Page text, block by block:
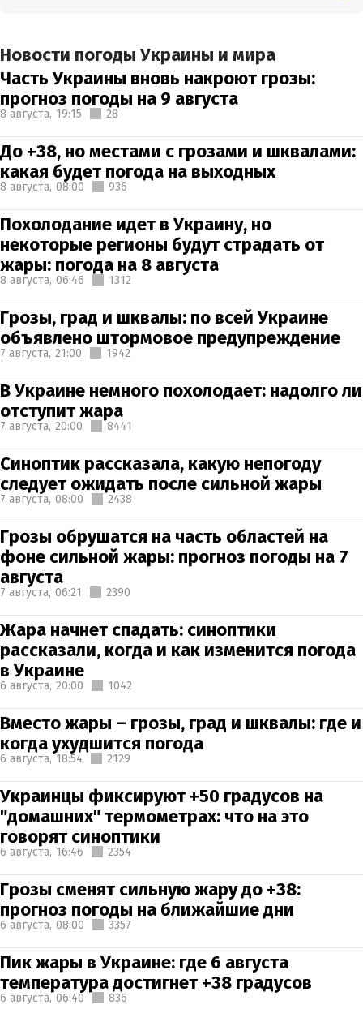
Новости погоды Украины и мира
Часть Украины вновь накроют грозы:
прогноз погоды на 9 августа
8 августа, 19:15 28
До +38, но местами с грозами и шквалами:
какая будет погода на выходных
8 августа, 08:00 936
Похолодание идет в Украину, но
некоторые регионы будут страдать от
жары: погода на 8 августа
8 августа, 06:46 1312
Грозы, град и шквалы: по всей Украине
объявлено штормовое предупреждение
7 августа, 21:00 1942
В Украине немного похолодает: надолго ли
отступит жара
7 августа, 20:00 8441
Синоптик рассказала, какую непогоду
следует ожидать после сильной жары
7 августа, 08:00 2438
Грозы обрушатся на часть областей на
фоне сильной жары: прогноз погоды на 7
августа
7 августа, 06:21 2390
Жара начнет спадать: синоптики
рассказали, когда и как изменится погода
в Украине
6 августа, 20:00 1042
Вместо жары – грозы, град и шквалы: где и
когда ухудшится погода
6 августа, 18:54 2129
Украинцы фиксируют +50 градусов на
"домашних" термометрах: что на это
говорят синоптики
6 августа, 16:46 2354
Грозы сменят сильную жару до +38:
прогноз погоды на ближайшие дни
6 августа, 08:00 3357
Пик жары в Украине: где 6 августа
температура достигнет +38 градусов
6 августа, 06:40 836